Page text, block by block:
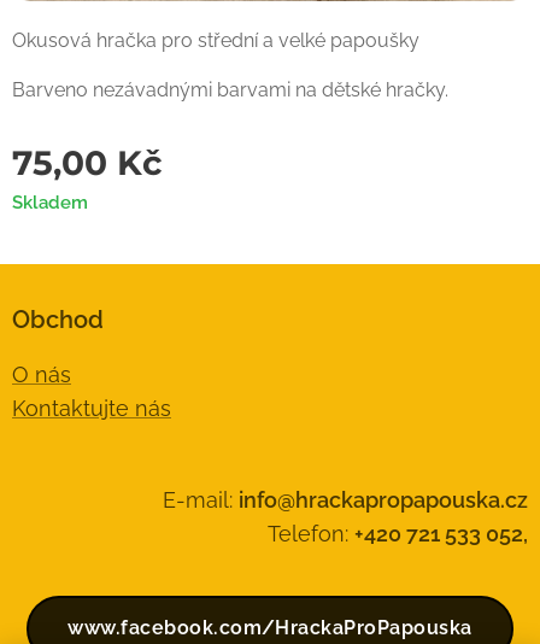
Okusová hračka pro střední a velké papoušky
Barveno nezávadnými barvami na dětské hračky.
75,00 Kč
Skladem
Obchod
O nás
Kontaktujte nás
E-mail: info@hrackapropapouska.cz
Telefon: +420 721 533 052,
www.facebook.com/HrackaProPapouska